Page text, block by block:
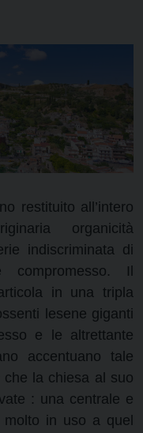
restituito all’intero
organicità
indiscriminata di
compromesso. Il
in una tripla
lesene giganti
e le altrettante
accentuano tale
la chiesa al suo
: una centrale e
molto in uso a quel